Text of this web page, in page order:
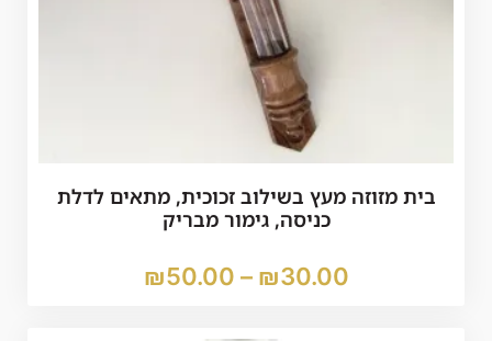
בית מזוזה מעץ בשילוב זכוכית, מתאים לדלת
כניסה, גימור מבריק
₪30.00
–
₪50.00